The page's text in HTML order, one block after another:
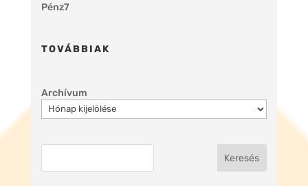
Pénz7
TOVÁBBIAK
Archívum
Keresés